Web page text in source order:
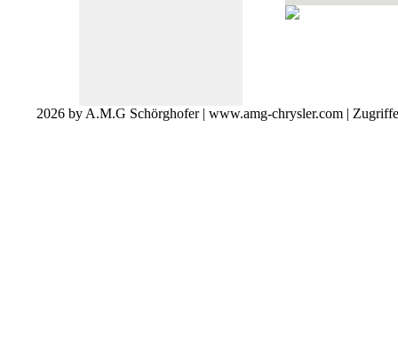
2026 by A.M.G Schörghofer | www.amg-chrysler.com |